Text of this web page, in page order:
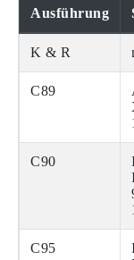
Ausführung
K & R
C89
C90
C95